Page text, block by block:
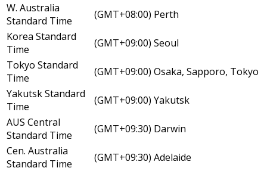
W. Australia
Standard Time
(GMT+08:00) Perth
Korea Standard
Time
(GMT+09:00) Seoul
Tokyo Standard
Time
(GMT+09:00) Osaka, Sapporo, Tokyo
Yakutsk Standard
Time
(GMT+09:00) Yakutsk
AUS Central
Standard Time
(GMT+09:30) Darwin
Cen. Australia
Standard Time
(GMT+09:30) Adelaide